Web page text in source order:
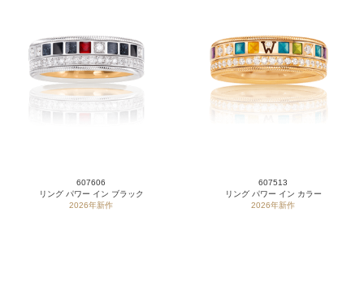
607606
リング パワー イン ブラック
2026年新作
607513
リング パワー イン カラー
2026年新作